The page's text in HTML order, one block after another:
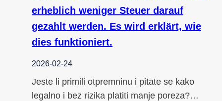
erheblich weniger Steuer darauf
gezahlt werden. Es wird erklärt, wie
dies funktioniert.
2026-02-24
Jeste li primili otpremninu i pitate se kako
legalno i bez rizika platiti manje poreza?…